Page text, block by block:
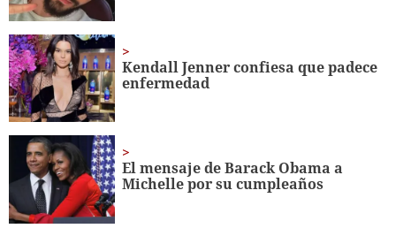
Kendall Jenner confiesa que padece
enfermedad
El mensaje de Barack Obama a
Michelle por su cumpleaños